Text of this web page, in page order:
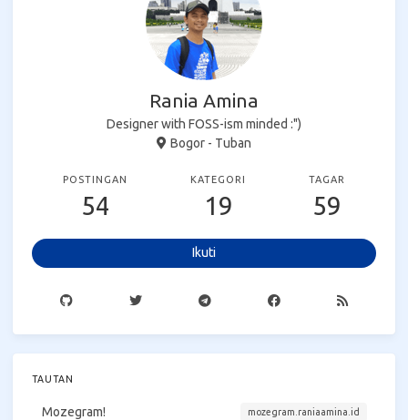
Rania Amina
Designer with FOSS-ism minded :")
Bogor - Tuban
POSTINGAN
54
KATEGORI
19
TAGAR
59
Ikuti
TAUTAN
Mozegram! mozegram.raniaamina.id